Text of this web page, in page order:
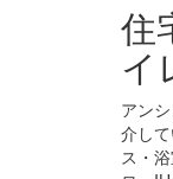
住
イ
アン
介し
ス・